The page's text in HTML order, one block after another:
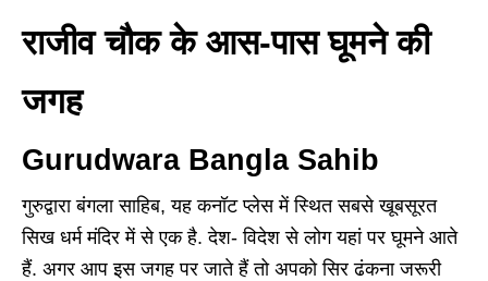
राजीव चौक के आस-पास घूमने की
जगह
Gurudwara Bangla Sahib
गुरुद्वारा बंगला साहिब, यह कनॉट प्लेस में स्थित सबसे खूबसूरत
सिख धर्म मंदिर में से एक है. देश- विदेश से लोग यहां पर घूमने आते
हैं. अगर आप इस जगह पर जाते हैं तो अपको सिर ढंकना जरूरी